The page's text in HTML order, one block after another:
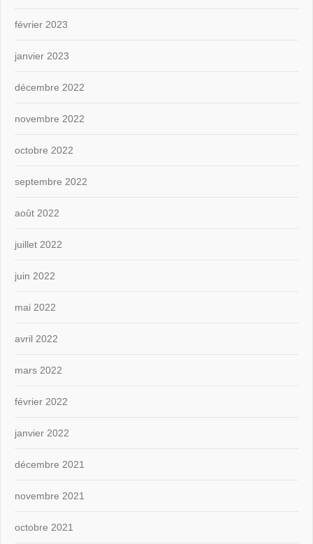
février 2023
janvier 2023
décembre 2022
novembre 2022
octobre 2022
septembre 2022
août 2022
juillet 2022
juin 2022
mai 2022
avril 2022
mars 2022
février 2022
janvier 2022
décembre 2021
novembre 2021
octobre 2021